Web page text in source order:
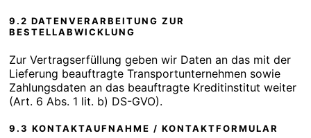
9.2 DATENVERARBEITUNG ZUR
BESTELLABWICKLUNG
Zur Vertragserfüllung geben wir Daten an das mit der
Lieferung beauftragte Transportunternehmen sowie
Zahlungsdaten an das beauftragte Kreditinstitut weiter
(Art. 6 Abs. 1 lit. b) DS-GVO).
9.3 KONTAKTAUFNAHME / KONTAKTFORMULAR